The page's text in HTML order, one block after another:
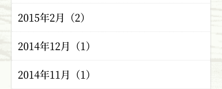
2015年2月（2）
2014年12月（1）
2014年11月（1）